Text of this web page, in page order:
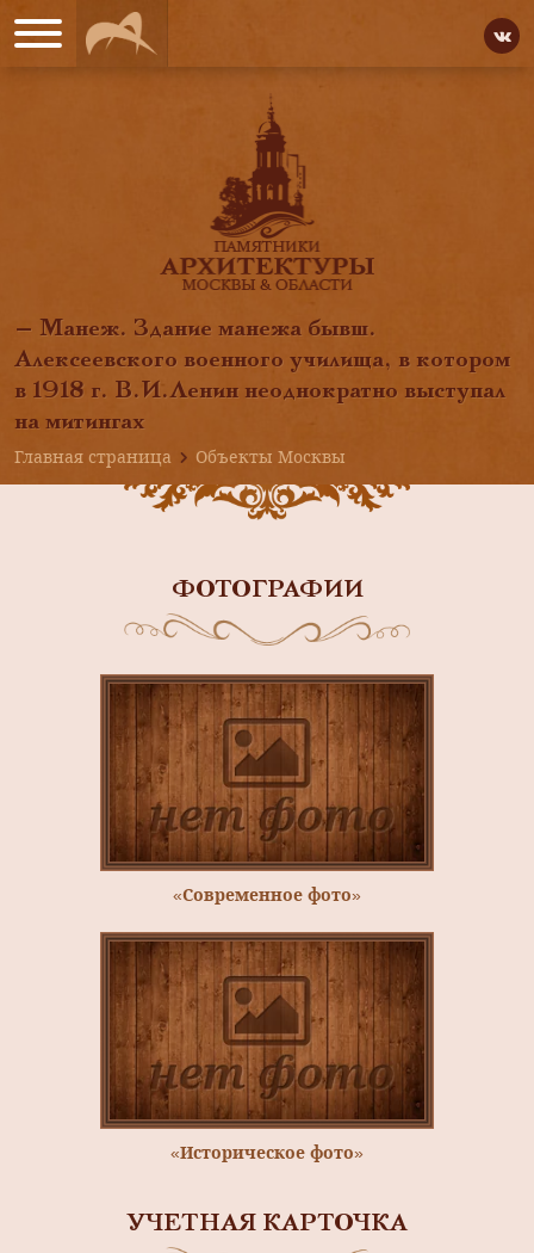
— Манеж. Здание манежа бывш.
Алексеевского военного училища, в котором
в 1918 г. В.И.Ленин неоднократно выступал
на митингах
Главная страница
Объекты Москвы
ФОТОГРАФИИ
«Современное фото»
«Историческое фото»
УЧЕТНАЯ КАРТОЧКА